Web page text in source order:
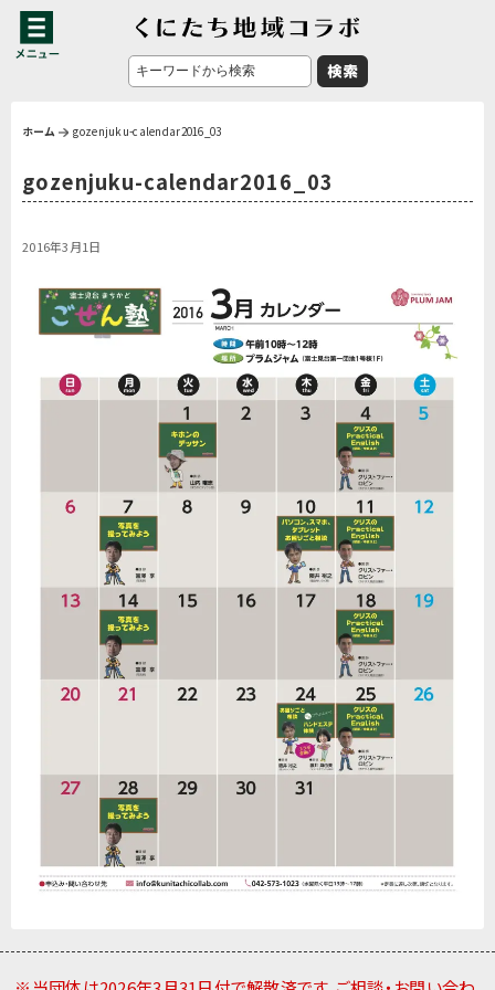
ホーム gozenjuku-calendar2016_03
gozenjuku-calendar2016_03
2016年3月1日